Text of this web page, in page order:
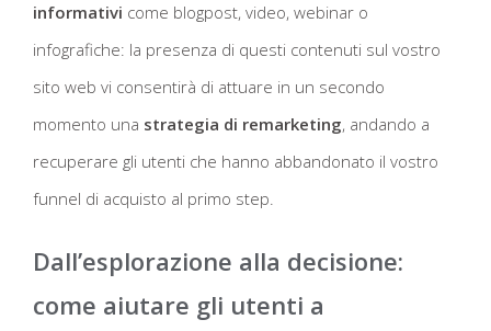
informativi come blogpost, video, webinar o
infografiche: la presenza di questi contenuti sul vostro
sito web vi consentirà di attuare in un secondo
momento una strategia di remarketing, andando a
recuperare gli utenti che hanno abbandonato il vostro
funnel di acquisto al primo step.
Dall’esplorazione alla decisione:
come aiutare gli utenti a